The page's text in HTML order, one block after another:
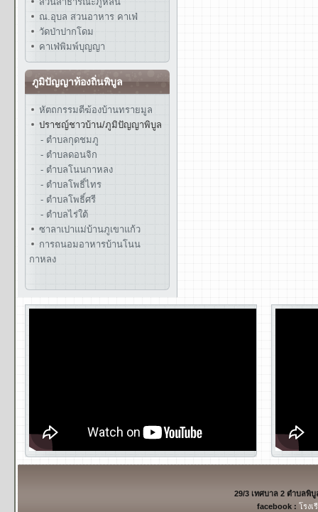
ณ.อุบล สวนอาหาร คาเฟ่
วัดป่าปากโดม
คาเฟ่พิมพ์บุญญา
ภูมิปัญญาท้องถิ่นพิบูล
หัตถกรรมตีฆ้องบ้านทรายมูล
ปราชญ์ชาวบ้าน/ภูมิปัญญาพิบูล
- ตำบลกุดชมภู
- ตำบลดอนจิก
- ตำบลโนนกาหลง
- ตำบลโพธิ์ไทร
- ตำบลโพธิ์ศรี
- ตำบลไร่ใต้
ซาลาเปาแม่บ้านภูเขาแก้ว
การถนอมอาหารบ้านโนน
กาหลง
29/3 เทศบาล 2 ตำบลพิ
facebook : โรงเ